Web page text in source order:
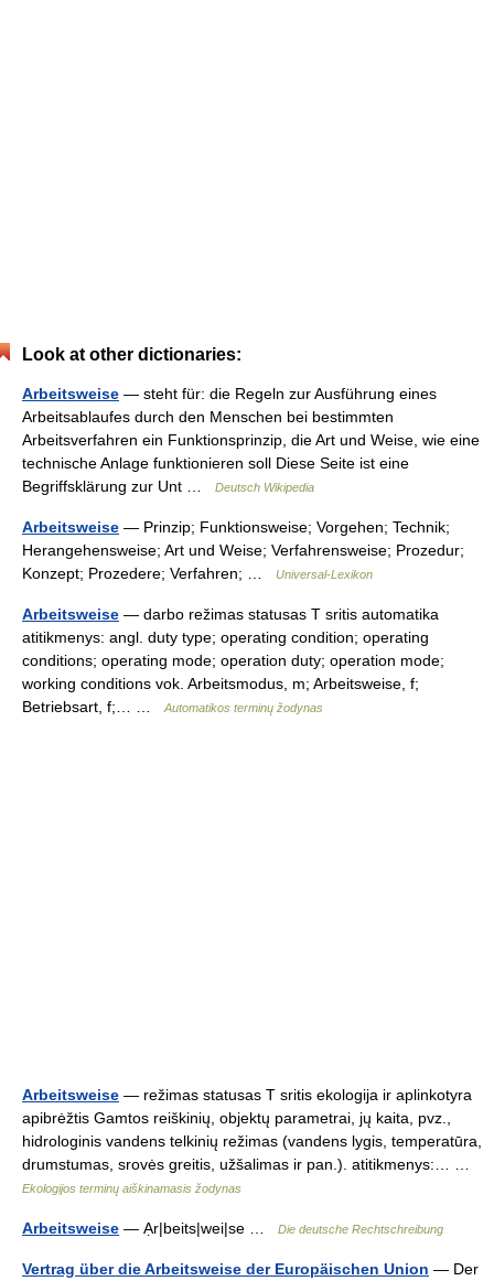
Look at other dictionaries:
Arbeitsweise — steht für: die Regeln zur Ausführung eines
Arbeitsablaufes durch den Menschen bei bestimmten
Arbeitsverfahren ein Funktionsprinzip, die Art und Weise, wie eine
technische Anlage funktionieren soll Diese Seite ist eine
Begriffsklärung zur Unt …
Deutsch Wikipedia
Arbeitsweise — Prinzip; Funktionsweise; Vorgehen; Technik;
Herangehensweise; Art und Weise; Verfahrensweise; Prozedur;
Konzept; Prozedere; Verfahren; …
Universal-Lexikon
Arbeitsweise — darbo režimas statusas T sritis automatika
atitikmenys: angl. duty type; operating condition; operating
conditions; operating mode; operation duty; operation mode;
working conditions vok. Arbeitsmodus, m; Arbeitsweise, f;
Betriebsart, f;… …
Automatikos terminų žodynas
Arbeitsweise — režimas statusas T sritis ekologija ir aplinkotyra
apibrėžtis Gamtos reiškinių, objektų parametrai, jų kaita, pvz.,
hidrologinis vandens telkinių režimas (vandens lygis, temperatūra,
drumstumas, srovės greitis, užšalimas ir pan.). atitikmenys:… …
Ekologijos terminų aiškinamasis žodynas
Arbeitsweise — Ạr|beits|wei|se … Die deutsche Rechtschreibung
Vertrag über die Arbeitsweise der Europäischen Union — Der